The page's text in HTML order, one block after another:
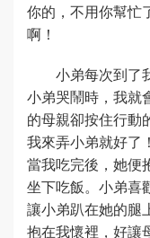
你的，不用你幫忙
啊！
小弟每次到了
小弟哭鬧時，我就
的母親卻按住行動
我來弄小弟就好了
當我吃完後，她便
坐下吃飯。小弟喜
讓小弟趴在她的腿
抱在我懷裡，好讓